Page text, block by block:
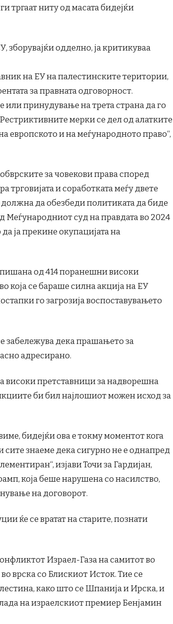
тргаат ниту од масата бидејќи
одделно, ја критикуваа
на ЕУ на палестинските територии,
за правната одговорност.
или принудување на трета страна да го
мерки се дел од алатките
европското и на меѓународното право“,
за човекови права според
трговијата и соработката меѓу двете
должна да обезбеди политиката да биде
Меѓународниот суд на правдата во 2024
ја прекине окупацијата на
од 414 поранешни високи
која се бараше силна акција на ЕУ
го загрозија воспоставувањето
забележува дека прашањето за
адресирано.
високи претставници за надворешна
би бил најлошиот можен исход за
бидејќи ова е токму моментот кога
знаеме дека сигурно не е однапред
изјави Точи за Гардијан,
која беше нарушена со насилство,
на договорот.
ќе се вратат на старите, познати
Израел-Газа на самитот во
врска со Блискиот Исток. Тие се
како што се Шпанија и Ирска, и
на израелскиот премиер Бенјамин